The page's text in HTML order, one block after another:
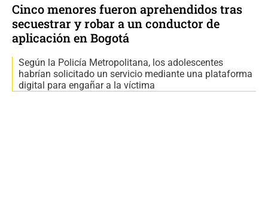
Cinco menores fueron aprehendidos tras
secuestrar y robar a un conductor de
aplicación en Bogotá
Según la Policía Metropolitana, los adolescentes
habrían solicitado un servicio mediante una plataforma
digital para engañar a la víctima